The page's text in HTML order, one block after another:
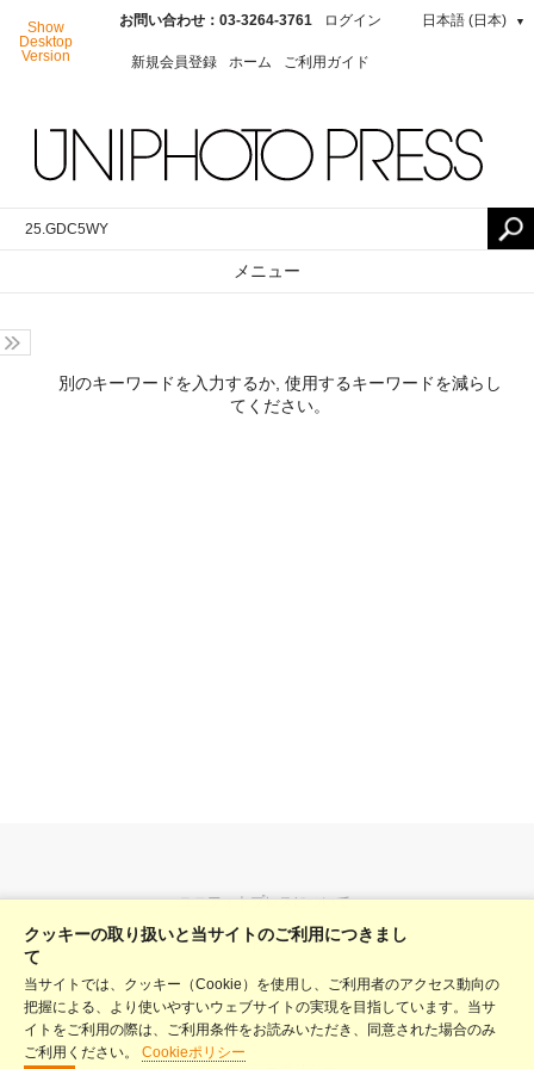
Show
Desktop
Version
お問い合わせ：03-3264-3761 ログイン
新規会員登録 ホーム ご利用ガイド
日本語 (日本) ▼
メニュー
別のキーワードを入力するか, 使用するキーワードを減らし
てください。
ユニフォトプレスについて
料金表
ヘルプ
利用規約
クッキーの取り扱いと当サイトのご利用につきまし
て
当サイトでは、クッキー（Cookie）を使用し、ご利用者のアクセス動向の
把握による、より使いやすいウェブサイトの実現を目指しています。当サ
イトをご利用の際は、ご利用条件をお読みいただき、同意された場合のみ
ご利用ください。 Cookieポリシー